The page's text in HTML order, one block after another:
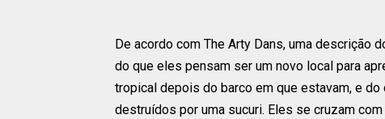
De acordo com The Arty Dans, uma descrição
do que eles pensam ser um novo local para
tropical depois do barco em que estavam, e
destruídos por uma sucuri. Eles se cruzam